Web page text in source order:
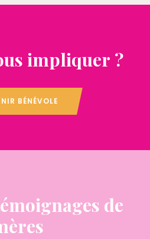
impliquer ?
BÉNÉVOLE
de